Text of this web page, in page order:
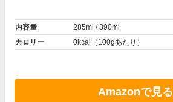
内容量
285ml / 390ml
カロリー
0kcal（100gあたり）
Amazonで見る